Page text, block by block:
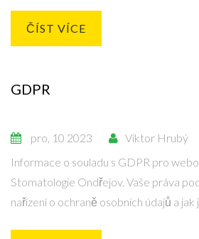
ČÍST VÍCE
GDPR
pro, 10 2023 Viktor Hrubý
Informace o souladu s GDPR pro
Stomatologie Ondřejov. Vaše práva
nařízení o ochraně osobních údajů a